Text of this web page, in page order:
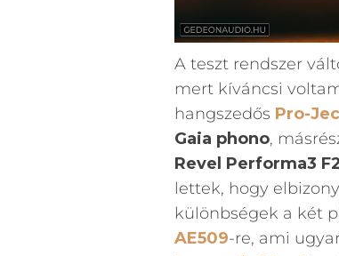
A teszt rendszer
mert kíváncsi
hangszedős Pro-
Gaia phono,
Revel Performa3
lettek, hogy
különbségek a két
AE509-re, ami